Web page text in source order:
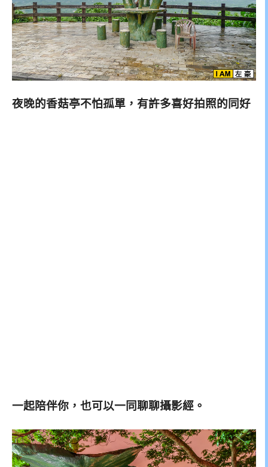
夜晚的香菇亭不怕孤單，有許多喜好拍照的同好
一起陪伴你，也可以一同聊聊攝影經。